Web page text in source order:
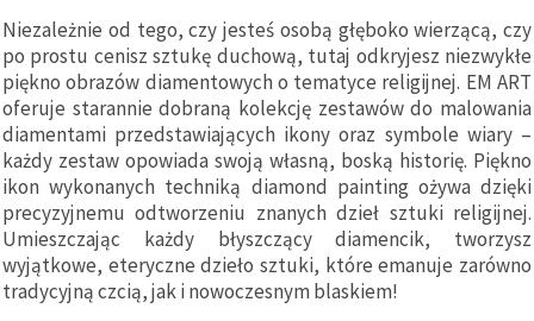
aby
prawidłowe
działanie
strony
internetowej,
poprawić
komfort
korzystania
z niej oraz,
za Państwa
zgodą,
analizować
ruch i
wyświetlać
Niezależnie od tego, czy jesteś osobą głęboko wierzącą, czy
po prostu cenisz sztukę duchową, tutaj odkryjesz niezwykłe
piękno obrazów diamentowych o tematyce religijnej. EM ART
oferuje starannie dobraną kolekcję zestawów do malowania
diamentami przedstawiających ikony oraz symbole wiary –
każdy zestaw opowiada swoją własną, boską historię. Piękno
ikon wykonanych techniką diamond painting ożywa dzięki
precyzyjnemu odtworzeniu znanych dzieł sztuki religijnej.
Umieszczając każdy błyszczący diamencik, tworzysz
wyjątkowe, eteryczne dzieło sztuki, które emanuje zarówno
tradycyjną czcią, jak i nowoczesnym blaskiem!